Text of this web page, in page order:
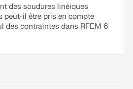
des soudures linéiques
peut-il être pris en compte
des contraintes dans RFEM 6